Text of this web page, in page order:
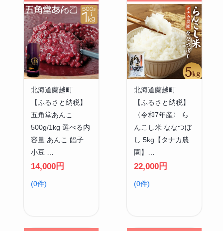
北海道蘭越町
【ふるさと納税】
五角堂あんこ
500g/1kg 選べる内
容量 あんこ 餡子
小豆 …
14,000円
(0件)
北海道蘭越町
【ふるさと納税】
〈令和7年産〉 ら
んこし米 ななつぼ
し 5kg【タナカ農
園】…
22,000円
(0件)